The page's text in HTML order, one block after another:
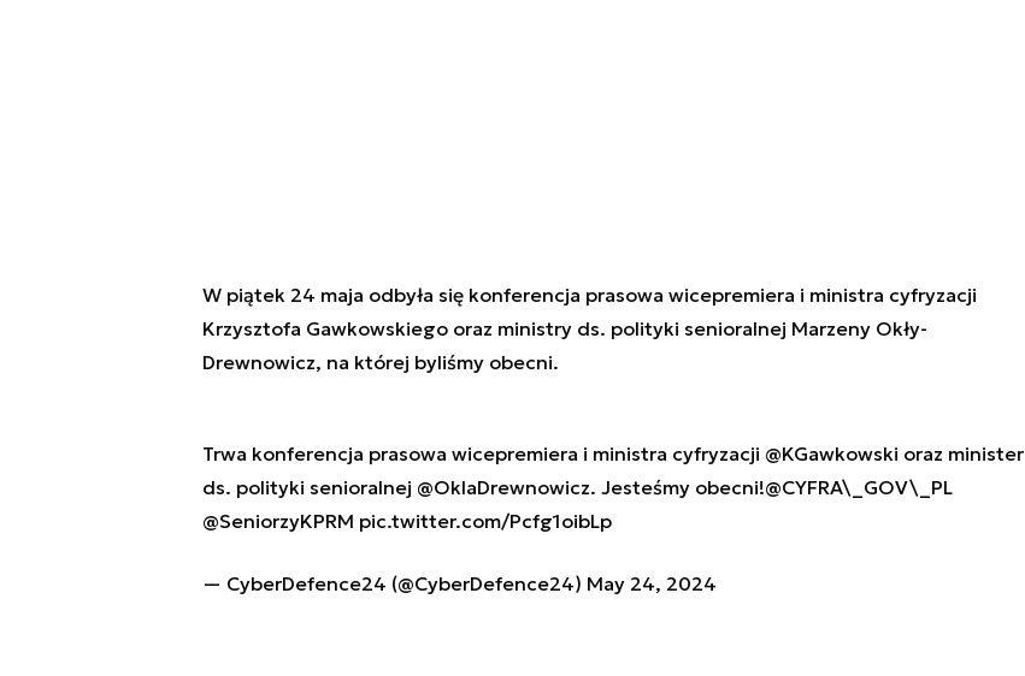
W piątek 24 maja odbyła się konferencja prasowa wicepremiera i ministra cyfryzacji
Krzysztofa Gawkowskiego oraz ministry ds. polityki senioralnej Marzeny Okły-
Drewnowicz, na której byliśmy obecni.
Trwa konferencja prasowa wicepremiera i ministra cyfryzacji @KGawkowski oraz minister
ds. polityki senioralnej @OklaDrewnowicz. Jesteśmy obecni!@CYFRA\_GOV\_PL
@SeniorzyKPRM pic.twitter.com/Pcfg1oibLp
— CyberDefence24 (@CyberDefence24) May 24, 2024